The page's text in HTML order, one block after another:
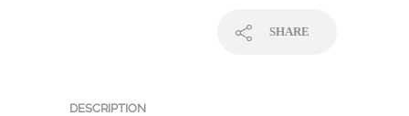
SHARE
DESCRIPTION